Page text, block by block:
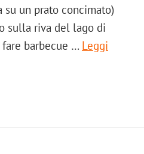
su un prato concimato)
sulla riva del lago di
fare barbecue … Leggi